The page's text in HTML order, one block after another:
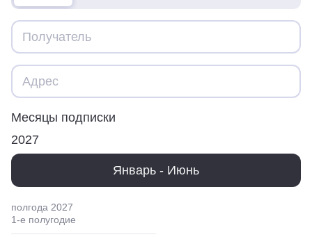
Месяцы подписки
2027
Январь - Июнь
полгода 2027
1-е полугодие